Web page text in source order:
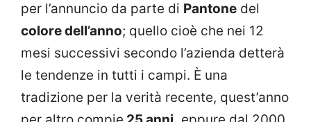
per l’annuncio da parte di Pantone del
colore dell’anno; quello cioè che nei 12
mesi successivi secondo l’azienda detterà
le tendenze in tutti i campi. È una
tradizione per la verità recente, quest’anno